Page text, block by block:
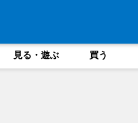
見る・遊ぶ 買う